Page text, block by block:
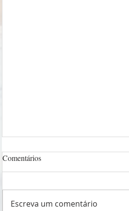
Comentários
Escreva um comentário